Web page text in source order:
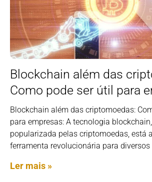
Blockchain além das
Como pode ser útil para
Blockchain além das criptomoedas:
para empresas: A tecnologia
popularizada pelas criptomoedas, está
ferramenta revolucionária para diversos
Ler mais »